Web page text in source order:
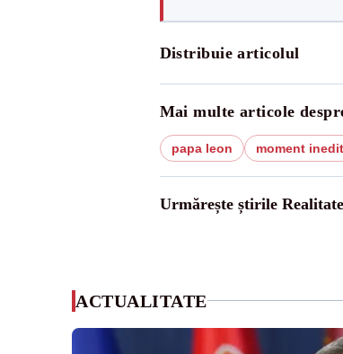
Distribuie articolul
Mai multe articole
papa leon moment inedit
Urmărește știrile
ACTUALITATE